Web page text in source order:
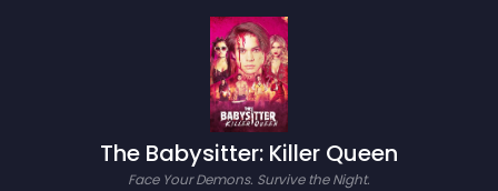
The Babysitter: Killer Queen
Face Your Demons. Survive the Night.